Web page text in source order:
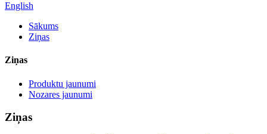
English
Sākums
Ziņas
Ziņas
Produktu jaunumi
Nozares jaunumi
Ziņas